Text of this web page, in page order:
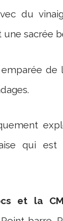
du
une sacrée
de
qui
et la